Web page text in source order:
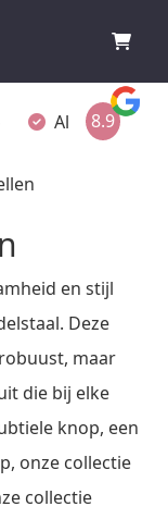
Altijd verpakt
8.9
en stijl
Deze
maar
die bij elke
knop, een
onze collectie
collectie